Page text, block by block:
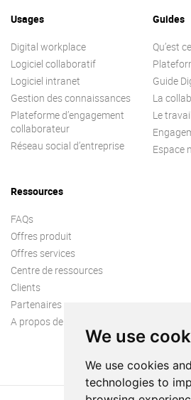
We use
We use cookies
technologies to
Usages
Digital workplace
Logiciel collaboratif
Logiciel intranet
Gestion des connaissances
Plateforme d’engagement
collaborateur
Réseau social d’entreprise
Guides
Qu’est
Guide
La
Le
Espace
Ressources
FAQs
Offres produit
Offres services
Centre de ressources
Clients
Partenaires
A propos de nous